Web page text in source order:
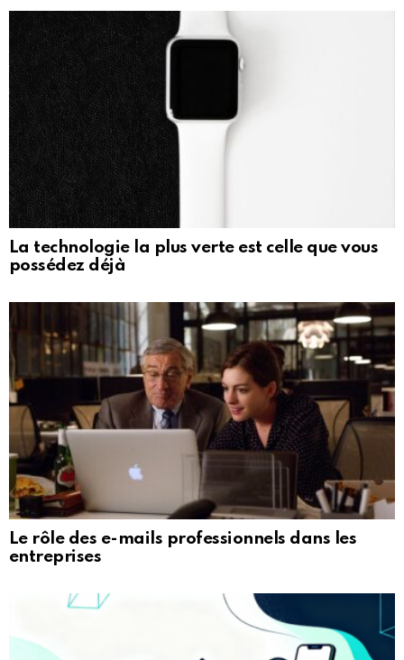
La technologie la plus verte est celle que vous
possédez déjà
Le rôle des e-mails professionnels dans les
entreprises